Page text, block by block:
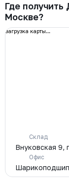
Где
Москве?
загрузка карты...
Склад
Внуковская 9,
Офис